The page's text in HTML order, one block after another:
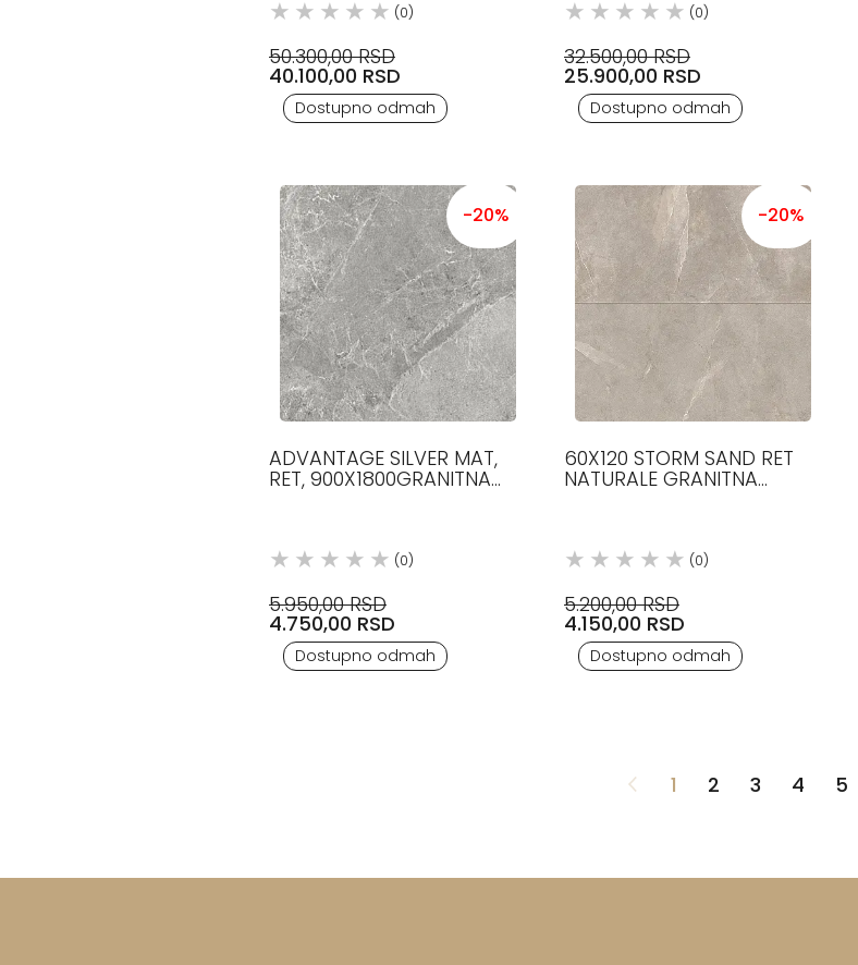
(0)
50.300,00 RSD
40.100,00 RSD
Dostupno odmah
(0)
32.500,00 RSD
25.900,00 RSD
Dostupno odmah
-20%
ADVANTAGE SILVER MAT,
RET, 900X1800GRANITNA
(0)
5.950,00 RSD
4.750,00 RSD
Dostupno odmah
-20%
60X120 STORM SAND RET
NATURALE GRANITNA
(0)
5.200,00 RSD
4.150,00 RSD
Dostupno odmah
1 2 3 4 5